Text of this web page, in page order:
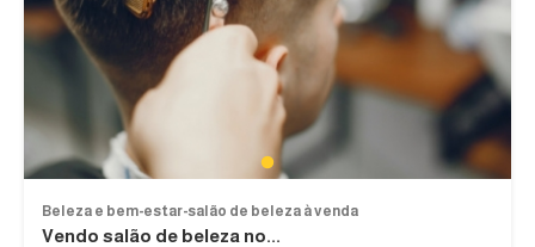
1
Beleza e bem-estar-salão de beleza à venda
Vendo salão de beleza no...